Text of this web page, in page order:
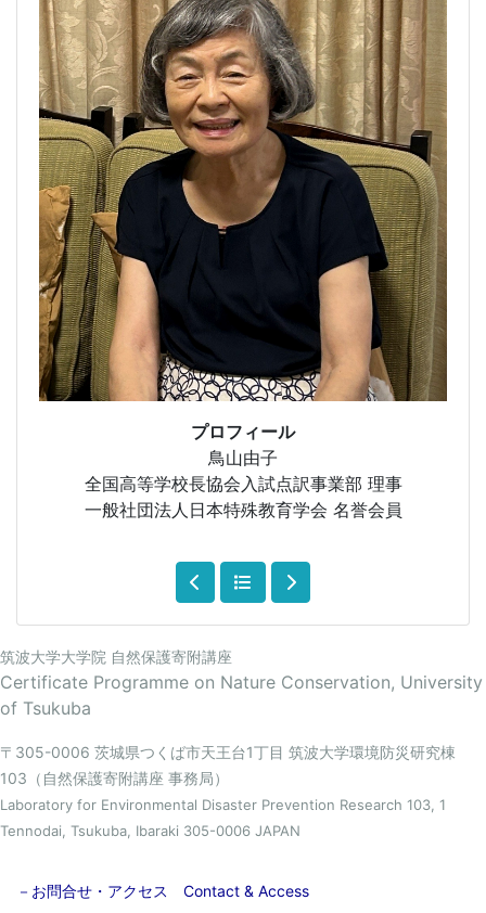
プロフィール
鳥山由子
全国高等学校長協会入試点訳事業部 理事
一般社団法人日本特殊教育学会 名誉会員
筑波大学大学院 自然保護寄附講座
Certificate Programme on Nature Conservation, University
of Tsukuba
〒305-0006 茨城県つくば市天王台1丁目 筑波大学環境防災研究棟
103（自然保護寄附講座 事務局）
Laboratory for Environmental Disaster Prevention Research 103, 1
Tennodai, Tsukuba, Ibaraki 305-0006 JAPAN
－お問合せ・アクセス Contact & Access